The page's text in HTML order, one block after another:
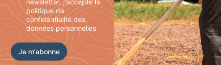
l
i
t
i
u
e
P
newsletter, j'accepte la
politique de
confidentialité des
données personnelles
Je m'abonne